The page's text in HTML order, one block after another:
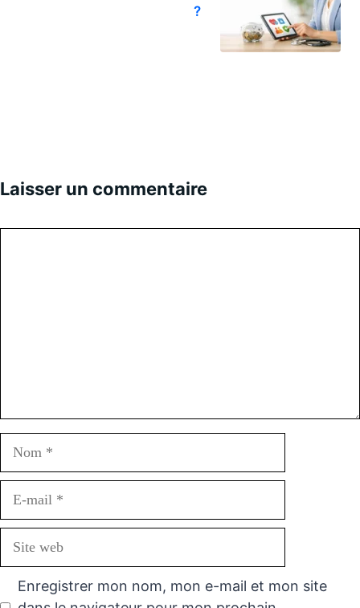
?
Laisser un commentaire
Enregistrer mon nom, mon e-mail et mon site